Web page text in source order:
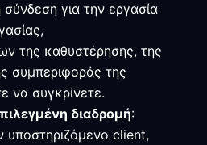
για την εργασία
της καθυστέρησης, της
συμπεριφοράς της
να συγκρίνετε.
διαδρομή:
υποστηριζόμενο client,